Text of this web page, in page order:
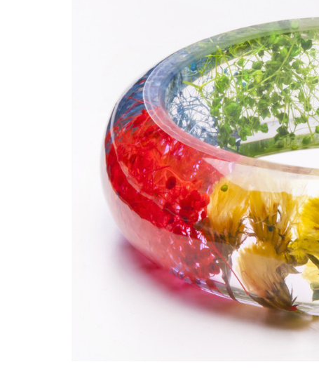
Yetenekli Kadınlar
Mücella Yörük,
@nilatasarimatolyesi, Yetenekli
Kadınlar